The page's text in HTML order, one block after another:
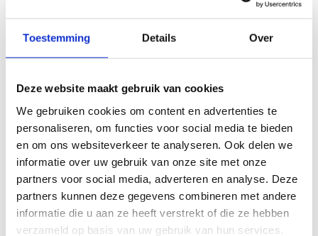
Toestemming Details Over
Deze website maakt gebruik van cookies
We gebruiken cookies om content en advertenties te
personaliseren, om functies voor social media te bieden
en om ons websiteverkeer te analyseren. Ook delen we
informatie over uw gebruik van onze site met onze
partners voor social media, adverteren en analyse. Deze
partners kunnen deze gegevens combineren met andere
informatie die u aan ze heeft verstrekt of die ze hebben
verzameld op basis van uw gebruik van hun services.
onderwijskoepel
Vereniging Openluchtklassen vzw
(VOK vzw)
Koen De Gelder
+32 2 511 82 01
Stuur een bericht